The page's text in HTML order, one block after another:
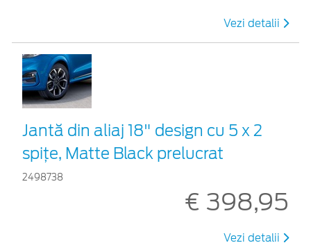
Vezi detalii
Jantă din aliaj 18" design cu 5 x 2
spițe, Matte Black prelucrat
2498738
€ 398,95
Vezi detalii